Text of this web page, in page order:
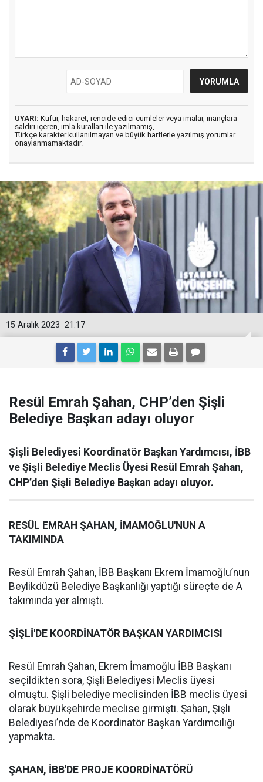
UYARI: Küfür, hakaret, rencide edici cümleler veya imalar, inançlara
saldırı içeren, imla kuralları ile yazılmamış,
Türkçe karakter kullanılmayan ve büyük harflerle yazılmış yorumlar
onaylanmamaktadır.
21:17
15 Aralık 2023
Resül Emrah Şahan, CHP’den Şişli
Belediye Başkan adayı oluyor
Şişli Belediyesi Koordinatör Başkan Yardımcısı, İBB
ve Şişli Belediye Meclis Üyesi Resül Emrah Şahan,
CHP’den Şişli Belediye Başkan adayı oluyor.
RESÜL EMRAH ŞAHAN, İMAMOĞLU'NUN A
TAKIMINDA
Resül Emrah Şahan, İBB Başkanı Ekrem İmamoğlu’nun
Beylikdüzü Belediye Başkanlığı yaptığı süreçte de A
takımında yer almıştı.
ŞİŞLİ'DE KOORDİNATÖR BAŞKAN YARDIMCISI
Resül Emrah Şahan, Ekrem İmamoğlu İBB Başkanı
seçildikten sora, Şişli Belediyesi Meclis üyesi
olmuştu. Şişli belediye meclisinden İBB meclis üyesi
olarak büyükşehirde meclise girmişti. Şahan, Şişli
Belediyesi’nde de Koordinatör Başkan Yardımcılığı
yapmakta.
ŞAHAN, İBB'DE PROJE KOORDİNATÖRÜ